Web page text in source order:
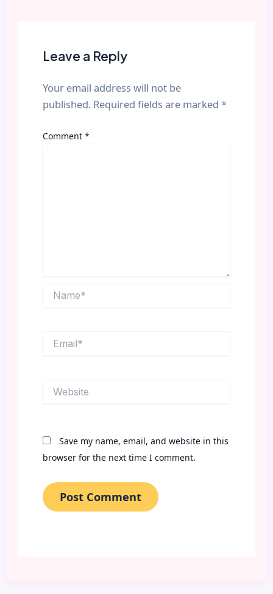
Leave a Reply
Your email address will not be
published. Required fields are marked *
Comment *
Save my name, email, and website in this
browser for the next time I comment.